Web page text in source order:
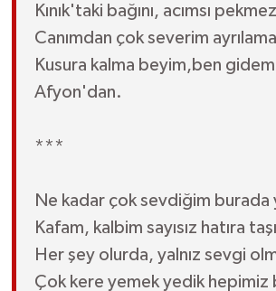
Kınık'taki bağını, acımsı
Canımdan çok severim
Kusura kalma beyim,ben
Afyon'dan.
***
Ne kadar çok sevdiğim burada
Kafam, kalbim sayısız hatıra
Her şey olurda, yalnız sevgi
Çok kere yemek yedik hepimiz